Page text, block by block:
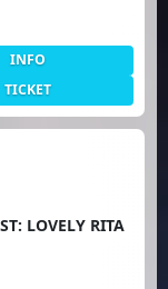
INFO
TICKET
LOVELY RITA